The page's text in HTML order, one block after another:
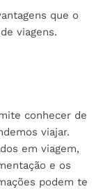
que o
viagens.
conhecer de
viajar.
em viagem,
e os
podem te